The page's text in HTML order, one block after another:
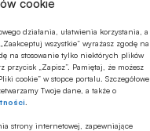
cookie
działania, ułatwienia korzystania, a
wszystkie” wyrażasz zgodę na
na stosowanie tylko niektórych plików
„Zapisz”. Pamiętaj, że możesz
cookie” w stopce portalu. Szczegółowe
Twoje dane, a także o
strony internetowej, zapewniające